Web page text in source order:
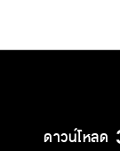
ดาวน์โหลด